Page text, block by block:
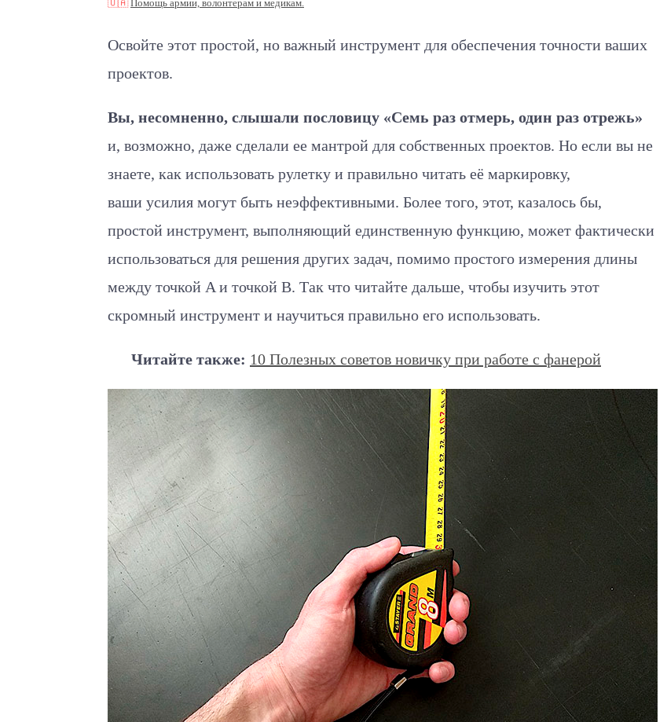
🇺🇦Помощь армии, волонтерам и медикам.
Освойте этот простой, но важный инструмент для обеспечения точности ваших
проектов.
Вы, несомненно, слышали пословицу «Семь раз отмерь, один раз отрежь»
и, возможно, даже сделали ее мантрой для собственных проектов. Но если вы не
знаете, как использовать рулетку и правильно читать её маркировку,
ваши усилия могут быть неэффективными. Более того, этот, казалось бы,
простой инструмент, выполняющий единственную функцию, может фактически
использоваться для решения других задач, помимо простого измерения длины
между точкой A и точкой B. Так что читайте дальше, чтобы изучить этот
скромный инструмент и научиться правильно его использовать.
Читайте также: 10 Полезных советов новичку при работе с фанерой